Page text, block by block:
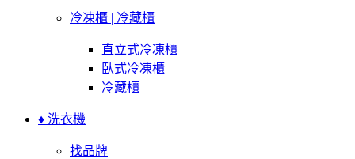
冷凍櫃 | 冷藏櫃
直立式冷凍櫃
臥式冷凍櫃
冷藏櫃
♦ 洗衣機
找品牌